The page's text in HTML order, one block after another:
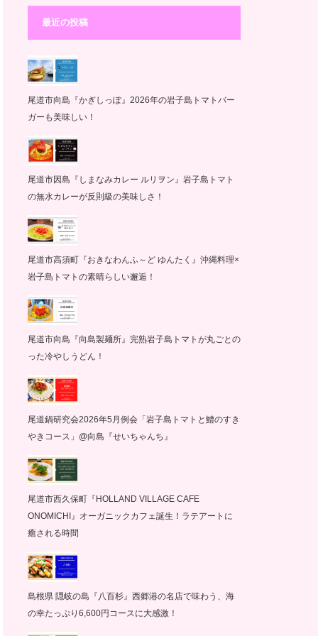
最近の投稿
尾道市向島『かぎしっぽ』2026年の岩子島トマトバー
ガーも美味しい！
尾道市因島『しまなみカレー ルリヲン』岩子島トマト
の無水カレーが反則級の美味しさ！
尾道市高須町『おきなわんふ～ど ゆんたく』沖縄料理×
岩子島トマトの素晴らしい邂逅！
尾道市向島『向島製麺所』完熟岩子島トマトが丸ごとの
った冷やしうどん！
尾道鍋研究会2026年5月例会「岩子島トマトと鱧のすき
やきコース」@向島『せいちゃんち』
尾道市西久保町『HOLLAND VILLAGE CAFE
ONOMICHI』オーガニックカフェ誕生！ラテアートに
癒される時間
島根県 隠岐の島『八百杉』西郷港の名店で味わう、海
の幸たっぷり6,600円コースに大感激！